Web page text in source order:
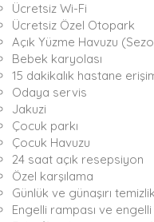
Ücretsiz Wi-Fi
Ücretsiz Özel Otopark
Açık Yüzme Havuzu
Bebek karyolası
15 dakikalık hastane
Odaya servis
Jakuzi
Çocuk parkı
Çocuk Havuzu
24 saat açık resepsiyon
Özel karşılama
Günlük ve günaşırı
Engelli rampası ve engelli